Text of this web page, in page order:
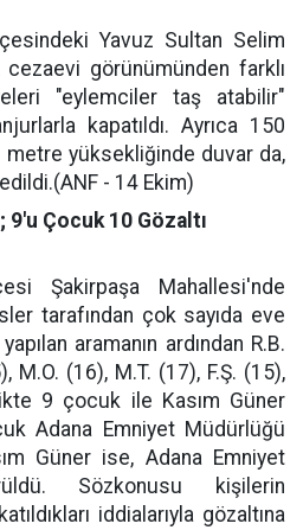
Yavuz Sultan Selim
görünümünden farklı
"eylemciler taş atabilir"
kapatıldı. Ayrıca 150
yüksekliğinde duvar da,
- 14 Ekim)
9'u Çocuk 10 Gözaltı
Şakirpaşa Mahallesi'nde
tarafından çok sayıda eve
aramanın ardından R.B.
M.O. (16), M.T. (17), F.Ş. (15),
9 çocuk ile Kasım Güner
Adana Emniyet Müdürlüğü
Güner ise, Adana Emniyet
Sözkonusu kişilerin
iddialarıyla gözaltına